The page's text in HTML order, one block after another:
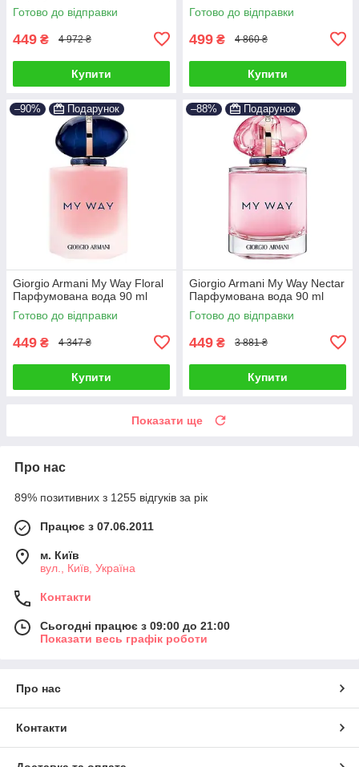
Готово до відправки
449 ₴ 4 972 ₴
Купити
Готово до відправки
499 ₴ 4 860 ₴
Купити
–90% Подарунок
Giorgio Armani My Way Floral
Парфумована вода 90 ml
Готово до відправки
449 ₴ 4 347 ₴
Купити
–88% Подарунок
Giorgio Armani My Way Nectar
Парфумована вода 90 ml
Готово до відправки
449 ₴ 3 881 ₴
Купити
Показати ще
Про нас
89% позитивних з 1255 відгуків за рік
Працює з 07.06.2011
м. Київ
вул., Київ, Україна
Контакти
Сьогодні працює з 09:00 до 21:00
Показати весь графік роботи
Про нас
Контакти